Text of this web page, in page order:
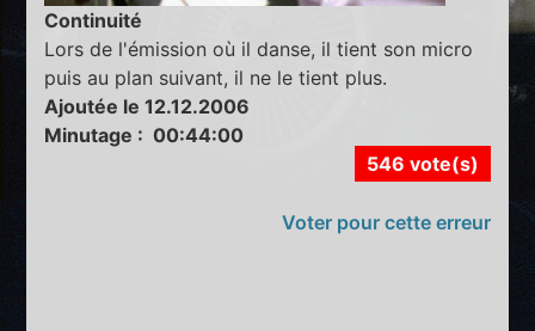
Continuité
Lors de l'émission où il danse, il tient son micro
puis au plan suivant, il ne le tient plus.
Ajoutée le 12.12.2006
Minutage : 00:44:00
546 vote(s)
Voter pour cette erreur